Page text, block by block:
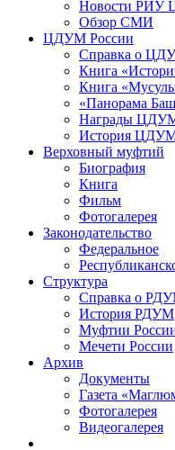
Новости РИУ
Обзор СМИ
ЦДУМ России
Справка о
Книга
Книга
«Панорама
Награды
История ЦДУМ
Верховный муфтий
Биография
Книга
Фильм
Фотогалерея
Законодательство
Федеральное
Структура
Справка о
История РДУМ
Муфтии
Мечети России
Архив
Документы
Газета
Фотогалерея
Видеогалерея